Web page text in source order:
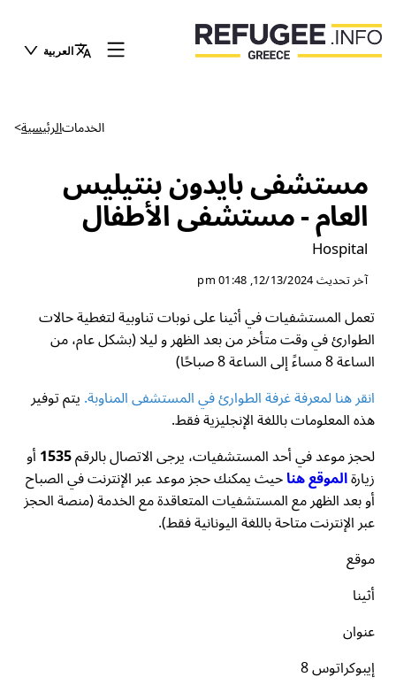
العربية
الرئيسية> الخدمات
مستشفى بايدون بنتيليس
العام - مستشفى الأطفال
Hospital
آخر تحديث12/13/2024, 01:48 pm
تعمل المستشفيات في أثينا على نوبات تناوبية لتغطية حالات
الطوارئ في وقت متأخر من بعد الظهر و ليلا (بشكل عام، من
الساعة 8 مساءً إلى الساعة 8 صباحًا)
انقر هنا لمعرفة غرفة الطوارئ في المستشفى المناوبة.يتم توفير
هذه المعلومات باللغة الإنجليزية فقط.
لحجز موعد في أحد المستشفيات، يرجى الاتصال بالرقم1535أو
زيارةالموقع هناحيث يمكنك حجز موعد عبر الإنترنت في الصباح
أو بعد الظهر مع المستشفيات المتعاقدة مع الخدمة (منصة الحجز
عبر الإنترنت متاحة باللغة اليونانية فقط).
موقع
أثينا
عنوان
إيبوكراتوس 8